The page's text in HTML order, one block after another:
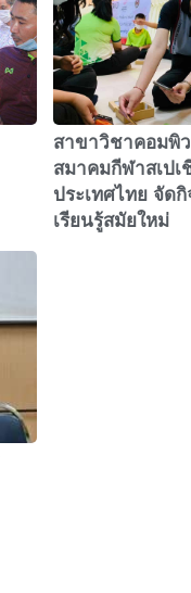
สาขาวิชาคอมพิ
สมาคมกีฬาสเป
ประเทศไทย จัด
เรียนรู้สมัยใหม่